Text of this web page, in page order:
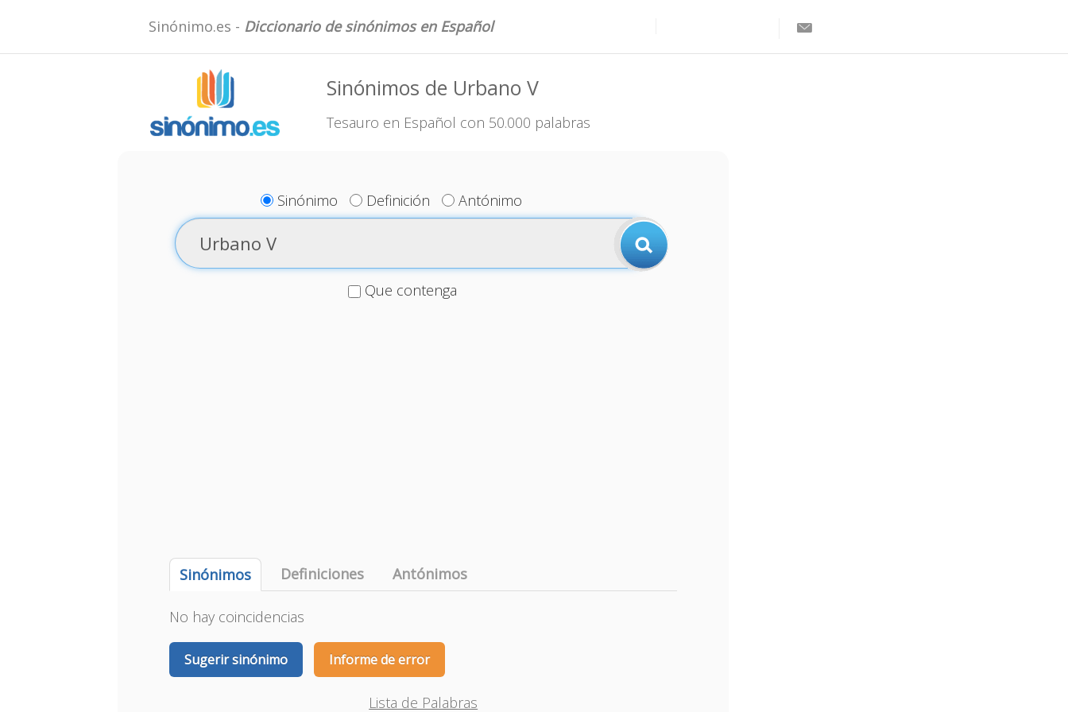
Sinónimo.es - Diccionario de sinónimos en Español
Sinónimos de Urbano V
Tesauro en Español con 50.000 palabras
Sinónimo Definición Antónimo
Que contenga
Sinónimos Definiciones Antónimos
No hay coincidencias
Sugerir sinónimo Informe de error
Lista de Palabras